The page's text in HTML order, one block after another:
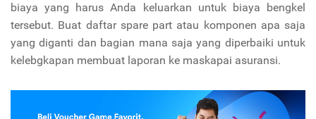
biaya yang harus Anda keluarkan untuk biaya bengkel
tersebut. Buat daftar spare part atau komponen apa saja
yang diganti dan bagian mana saja yang diperbaiki untuk
kelebgkapan membuat laporan ke maskapai asuransi.